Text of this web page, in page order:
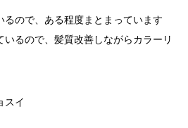
るので、ある程度まとまっています
るので、髪質改善しながらカラーリ
スイ